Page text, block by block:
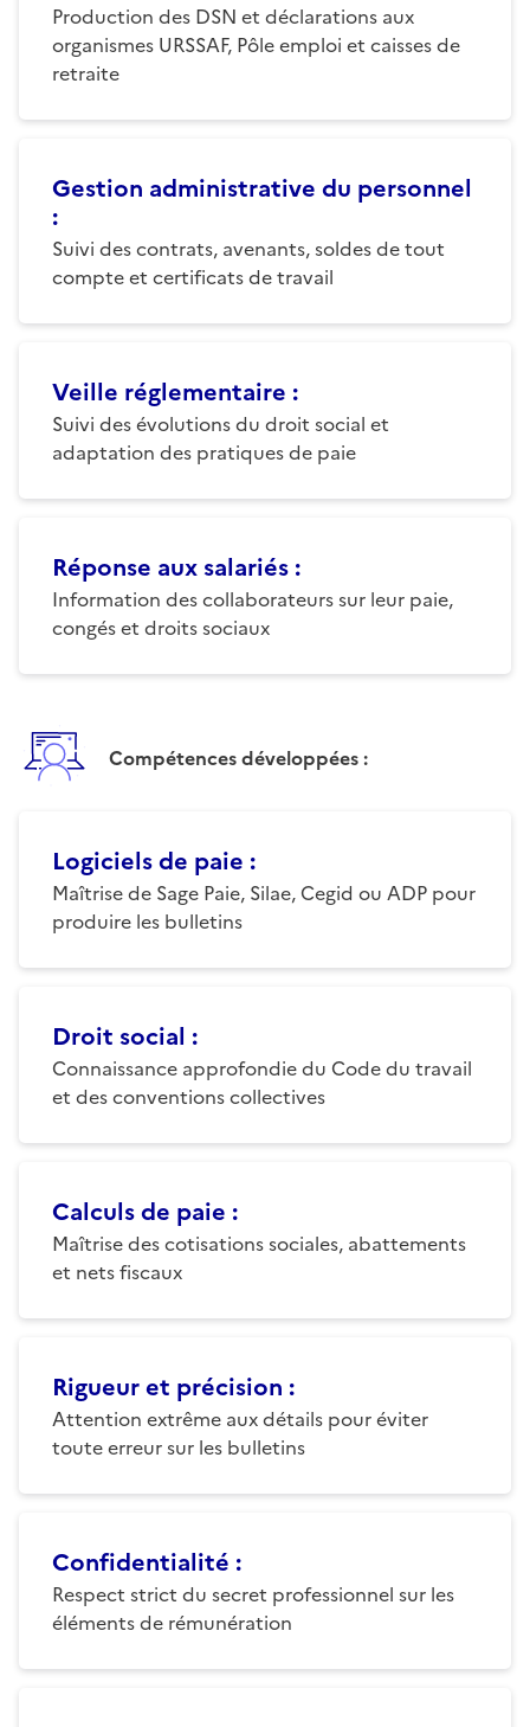
Production des DSN et déclarations aux
organismes URSSAF, Pôle emploi et caisses de
retraite
Gestion administrative du personnel
:
Suivi des contrats, avenants, soldes de tout
compte et certificats de travail
Veille réglementaire :
Suivi des évolutions du droit social et
adaptation des pratiques de paie
Réponse aux salariés :
Information des collaborateurs sur leur paie,
congés et droits sociaux
Compétences développées :
Logiciels de paie :
Maîtrise de Sage Paie, Silae, Cegid ou ADP pour
produire les bulletins
Droit social :
Connaissance approfondie du Code du travail
et des conventions collectives
Calculs de paie :
Maîtrise des cotisations sociales, abattements
et nets fiscaux
Rigueur et précision :
Attention extrême aux détails pour éviter
toute erreur sur les bulletins
Confidentialité :
Respect strict du secret professionnel sur les
éléments de rémunération